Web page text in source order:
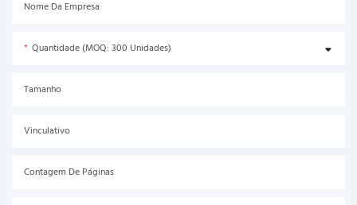
Nome Da Empresa
Quantidade (MOQ: 300 Unidades)
Tamanho
Vinculativo
Contagem De Páginas